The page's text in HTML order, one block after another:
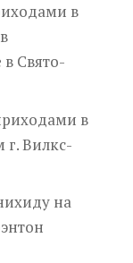
в
Свято-
в
Вилкс-
на